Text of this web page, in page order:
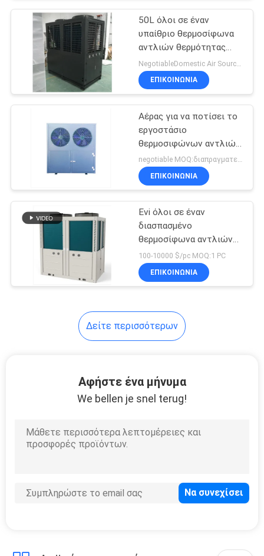
50L όλοι σε έναν
υπαίθριο θερμοσίφωνα
αντλιών θερμότητας
θερμοσιφώνων
ASHP αντλιών θερμότητας
ΕΠΙΚΟΙΝΩΝΙΑ
Αέρας για να ποτίσει το
εργοστάσιο
θερμοσιφώνων αντλιών
θερμότητας πισινών
negotiable MOQ:διαπραγματεύσιμος
ΕΠΙΚΟΙΝΩΝΙΑ
Evi όλοι σε έναν
διασπασμένο
θερμοσίφωνα αντλιών
θερμότητας
θερμοσιφώνων
DHW αντλιών θερμότητας
100-10000 $/pc MOQ:1 PC
ΕΠΙΚΟΙΝΩΝΙΑ
Δείτε περισσότερων
Αφήστε ένα μήνυμα
We bellen je snel terug!